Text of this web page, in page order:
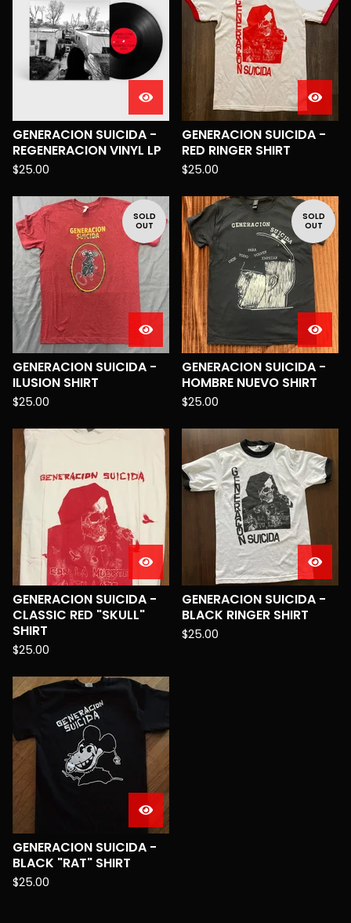
GENERACION SUICIDA -
REGENERACION VINYL LP
$25.00
GENERACION SUICIDA -
RED RINGER SHIRT
$25.00
SOLD
OUT
GENERACION SUICIDA -
ILUSION SHIRT
$25.00
SOLD
OUT
GENERACION SUICIDA -
HOMBRE NUEVO SHIRT
$25.00
GENERACION SUICIDA -
CLASSIC RED "SKULL"
SHIRT
$25.00
GENERACION SUICIDA -
BLACK RINGER SHIRT
$25.00
GENERACION SUICIDA -
BLACK "RAT" SHIRT
$25.00